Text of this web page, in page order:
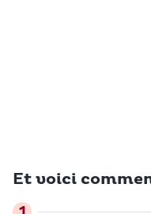
Et voici